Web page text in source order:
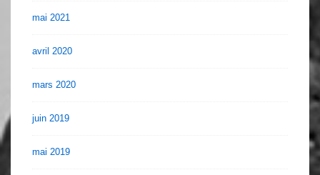
mai 2021
avril 2020
mars 2020
juin 2019
mai 2019